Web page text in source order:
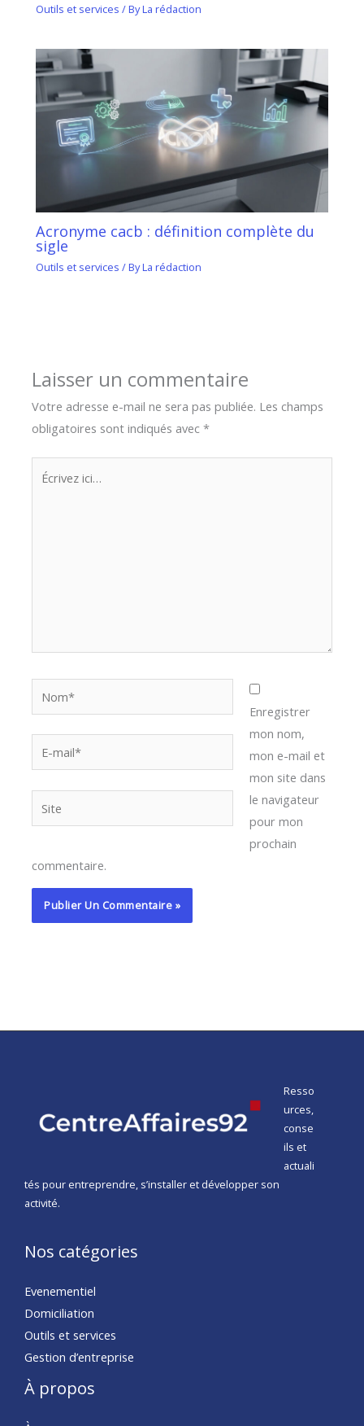
Outils et services / ByLa rédaction
Acronyme cacb : définition complète du
sigle
Outils et services / ByLa rédaction
Laisser un commentaire
Votre adresse e-mail ne sera pas publiée. Les champs
obligatoires sont indiqués avec*
Écrivez
mail*
Enregistrer
mon nom,
mon e-mail et
mon site dans
le navigateur
pour mon
prochain
commentaire.
Resso
urces,
conse
ils et
actuali
tés pour entreprendre, s’installer et développer son
activité.
Nos catégories
Evenementiel
Domiciliation
Outils et services
Gestion d’entreprise
À propos